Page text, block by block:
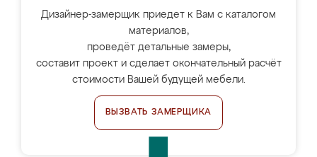
Дизайнер-замерщик приедет к Вам с каталогом
материалов,
проведёт детальные замеры,
составит проект и сделает окончательный расчёт
стоимости Вашей будущей мебели.
ВЫЗВАТЬ ЗАМЕРЩИКА